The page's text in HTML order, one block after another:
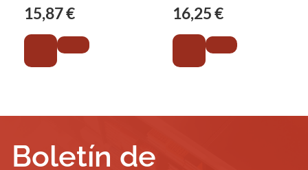
15,87 € 16,25 €
Boletín de